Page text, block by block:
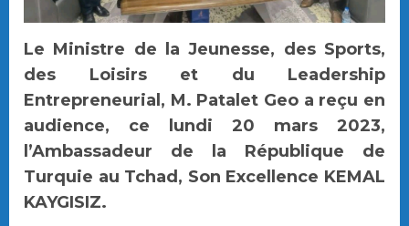
Le Ministre de la Jeunesse, des Sports,
des Loisirs et du Leadership
Entrepreneurial, M. Patalet Geo a reçu en
audience, ce lundi 20 mars 2023,
l’Ambassadeur de la République de
Turquie au Tchad, Son Excellence KEMAL
KAYGISIZ.